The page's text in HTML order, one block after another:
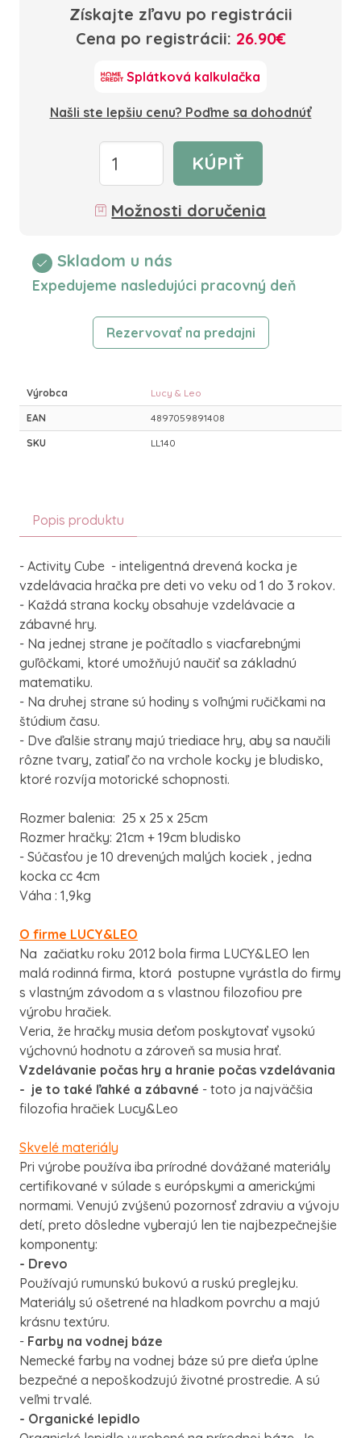
Získajte zľavu po registrácii
Cena po registrácii: 26.90€
Splátková kalkulačka
Našli ste lepšiu cenu? Poďme sa dohodnúť
KÚPIŤ
Možnosti doručenia
Skladom u nás
Expedujeme nasledujúci pracovný deň
Rezervovať na predajni
Výrobca Lucy & Leo
EAN 4897059891408
SKU LL140
Popis produktu
- Activity Cube - inteligentná drevená kocka je
vzdelávacia hračka pre deti vo veku od 1 do 3 rokov.
- Každá strana kocky obsahuje vzdelávacie a
zábavné hry.
- Na jednej strane je počítadlo s viacfarebnými
guľôčkami, ktoré umožňujú naučiť sa základnú
matematiku.
- Na druhej strane sú hodiny s voľnými ručičkami na
štúdium času.
- Dve ďalšie strany majú triediace hry, aby sa naučili
rôzne tvary, zatiaľ čo na vrchole kocky je bludisko,
ktoré rozvíja motorické schopnosti.
Rozmer balenia: 25 x 25 x 25cm
Rozmer hračky: 21cm + 19cm bludisko
- Súčasťou je 10 drevených malých kociek , jedna
kocka cc 4cm
Váha : 1,9kg
O firme LUCY&LEO
Na začiatku roku 2012 bola firma LUCY&LEO len
malá rodinná firma, ktorá postupne vyrástla do firmy
s vlastným závodom a s vlastnou filozofiou pre
výrobu hračiek.
Veria, že hračky musia deťom poskytovať vysokú
výchovnú hodnotu a zároveň sa musia hrať.
Vzdelávanie počas hry a hranie počas vzdelávania
- je to také ľahké a zábavné - toto ja najväčšia
filozofia hračiek Lucy&Leo
Skvelé materiály
Pri výrobe používa iba prírodné dovážané materiály
certifikované v súlade s európskymi a americkými
normami. Venujú zvýšenú pozornosť zdraviu a vývoju
detí, preto dôsledne vyberajú len tie najbezpečnejšie
komponenty:
- Drevo
Používajú rumunskú bukovú a ruskú preglejku.
Materiály sú ošetrené na hladkom povrchu a majú
krásnu textúru.
- Farby na vodnej báze
Nemecké farby na vodnej báze sú pre dieťa úplne
bezpečné a nepoškodzujú životné prostredie. A sú
veľmi trvalé.
- Organické lepidlo